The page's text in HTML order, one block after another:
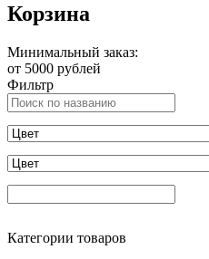
Корзина
Минимальный заказ:
от 5000 рублей
Фильтр
Категории товаров